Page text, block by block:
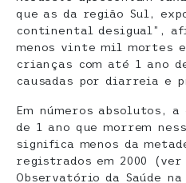
que as da região Sul,
continental desigual”,
menos vinte mil mortes
crianças com até 1 ano
causadas por diarreia e
Em números absolutos, a
de 1 ano que morrem
significa menos da
registrados em 2000 (ver
Observatório da Saúde